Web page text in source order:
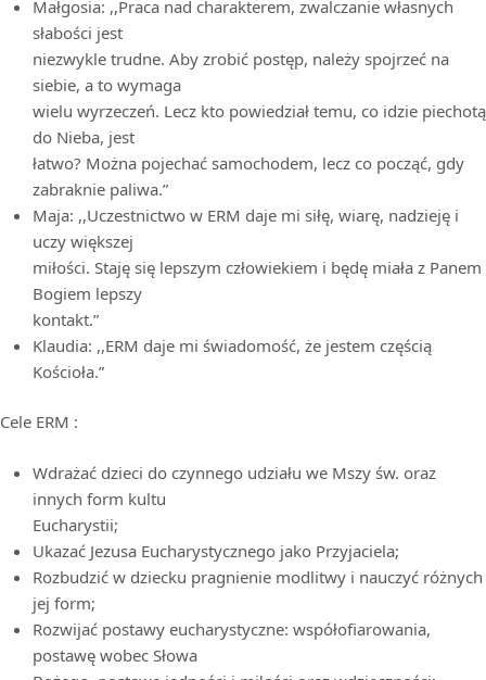
Małgosia: ,,Praca nad charakterem, zwalczanie własnych
słabości jest
niezwykle trudne. Aby zrobić postęp, należy spojrzeć na
siebie, a to wymaga
wielu wyrzeczeń. Lecz kto powiedział temu, co idzie piechotą
do Nieba, jest
łatwo? Można pojechać samochodem, lecz co począć, gdy
zabraknie paliwa.”
Maja: ,,Uczestnictwo w ERM daje mi siłę, wiarę, nadzieję i
uczy większej
miłości. Staję się lepszym człowiekiem i będę miała z Panem
Bogiem lepszy
kontakt.”
Klaudia: ,,ERM daje mi świadomość, że jestem częścią
Kościoła.”
Cele ERM :
Wdrażać dzieci do czynnego udziału we Mszy św. oraz
innych form kultu
Eucharystii;
Ukazać Jezusa Eucharystycznego jako Przyjaciela;
Rozbudzić w dziecku pragnienie modlitwy i nauczyć różnych
jej form;
Rozwijać postawy eucharystyczne: współofiarowania,
postawę wobec Słowa